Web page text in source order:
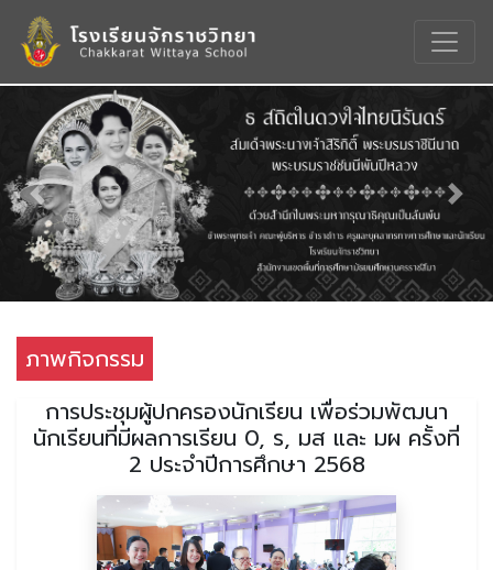
Previous Next
ภาพกิจกรรม
การประชุมผู้ปกครองนักเรียน เพื่อร่วมพัฒนา
นักเรียนที่มีผลการเรียน 0, ร, มส และ มผ ครั้งที่
2 ประจำปีการศึกษา 2568